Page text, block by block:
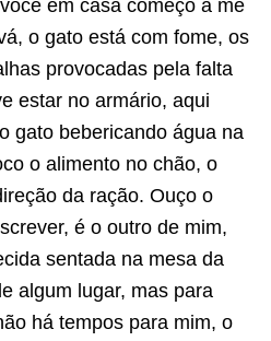
em casa começo a me
o gato está com fome, os
provocadas pela falta
estar no armário, aqui
gato bebericando água na
o alimento no chão, o
da ração. Ouço o
é o outro de mim,
sentada na mesa da
algum lugar, mas para
há tempos para mim, o